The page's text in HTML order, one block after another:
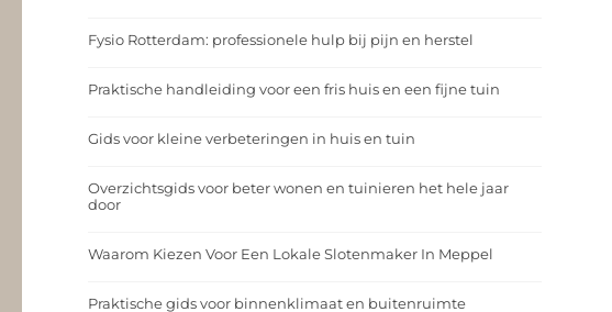
Fysio Rotterdam: professionele hulp bij pijn en herstel
Praktische handleiding voor een fris huis en een fijne tuin
Gids voor kleine verbeteringen in huis en tuin
Overzichtsgids voor beter wonen en tuinieren het hele jaar
door
Waarom Kiezen Voor Een Lokale Slotenmaker In Meppel
Praktische gids voor binnenklimaat en buitenruimte